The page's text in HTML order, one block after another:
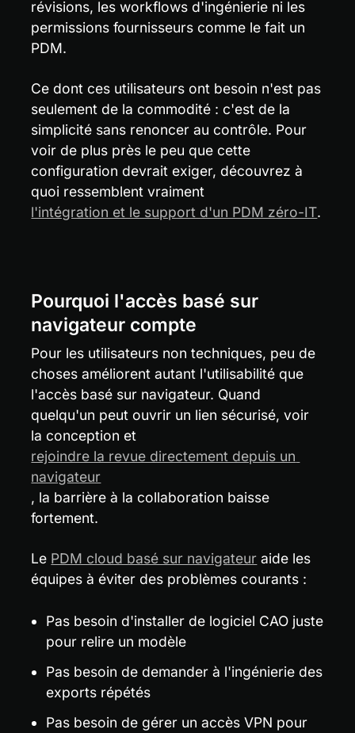
révisions, les workflows d'ingénierie ni les
permissions fournisseurs comme le fait un
PDM.
Ce dont ces utilisateurs ont besoin n'est pas
seulement de la commodité : c'est de la
simplicité sans renoncer au contrôle. Pour
voir de plus près le peu que cette
configuration devrait exiger, découvrez à
quoi ressemblent vraiment
l'intégration et le support d'un PDM zéro-IT.
Pourquoi l'accès basé sur
navigateur compte
Pour les utilisateurs non techniques, peu de
choses améliorent autant l'utilisabilité que
l'accès basé sur navigateur. Quand
quelqu'un peut ouvrir un lien sécurisé, voir
la conception et
rejoindre la revue directement depuis un
navigateur
, la barrière à la collaboration baisse
fortement.
Le PDM cloud basé sur navigateur aide les
équipes à éviter des problèmes courants :
Pas besoin d'installer de logiciel CAO juste
pour relire un modèle
Pas besoin de demander à l'ingénierie des
exports répétés
Pas besoin de gérer un accès VPN pour